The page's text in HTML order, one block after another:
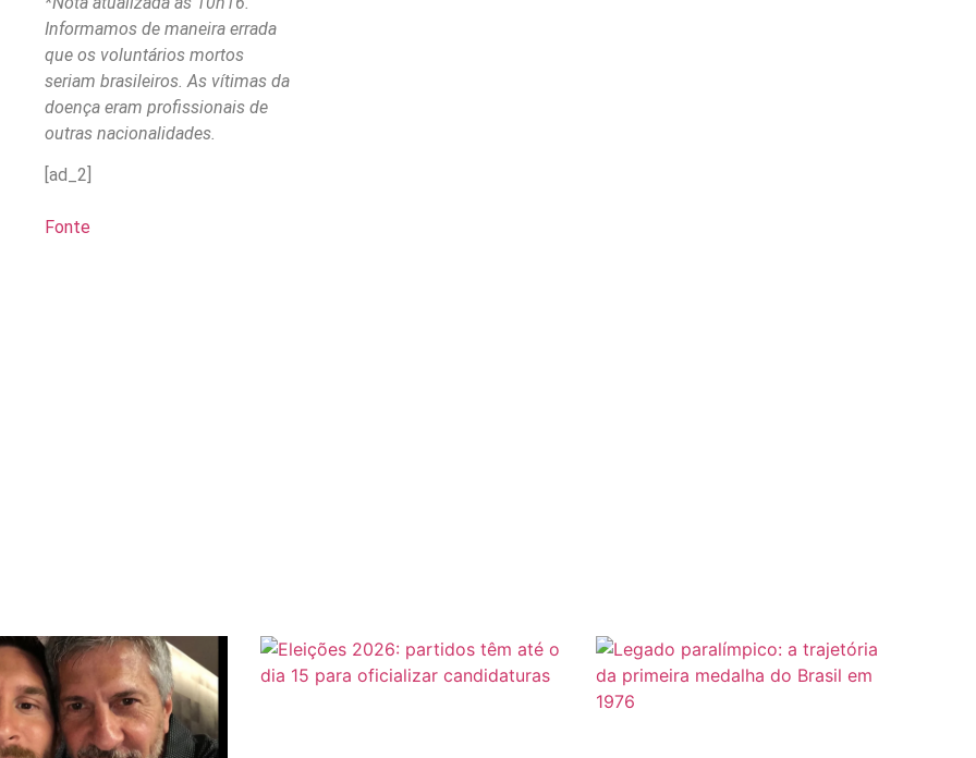
Informamos de maneira errada
que os voluntários mortos
seriam brasileiros. As vítimas da
doença eram profissionais de
outras nacionalidades.
[ad_2]
Fonte